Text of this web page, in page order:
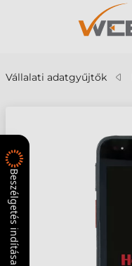
Vállalati adatgyűjtők
Beszélgetés indítása